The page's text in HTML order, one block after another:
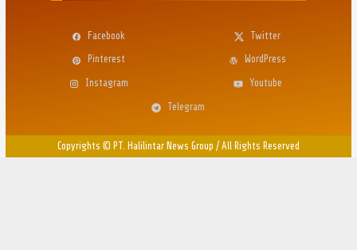
Facebook
Twitter
Pinterest
WordPress
Instagram
Youtube
Telegram
Copyrights © PT. Halilintar News Group / All Rights Reserved